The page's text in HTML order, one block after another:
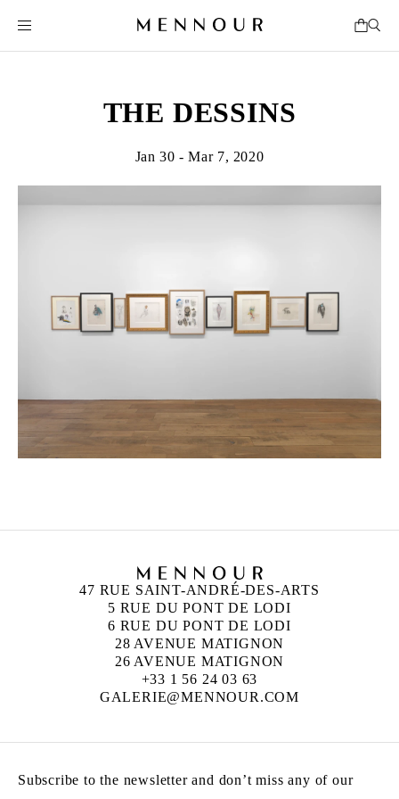
THE DESSINS
Jan 30 - Mar 7, 2020
47 RUE SAINT-ANDRÉ-DES-ARTS
5 RUE DU PONT DE LODI
6 RUE DU PONT DE LODI
28 AVENUE MATIGNON
26 AVENUE MATIGNON
+33 1 56 24 03 63
GALERIE@MENNOUR.COM
Subscribe to the newsletter and don’t miss any of our